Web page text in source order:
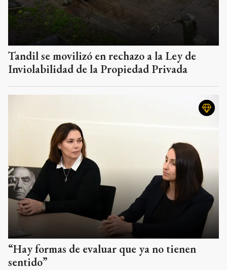
Tandil se movilizó en rechazo a la Ley de
Inviolabilidad de la Propiedad Privada
“Hay formas de evaluar que ya no tienen
sentido”